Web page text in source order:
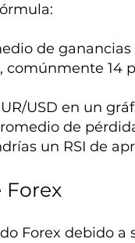
de
14
USD en un
de
un RSI de
Forex debido a